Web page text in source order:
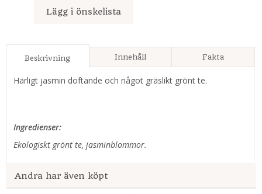
Lägg i önskelista
Beskrivning Innehåll Fakta
Härligt jasmin doftande och något gräslikt grönt te.
Ingredienser:
Ekologiskt grönt te, jasminblommor.
Andra har även köpt